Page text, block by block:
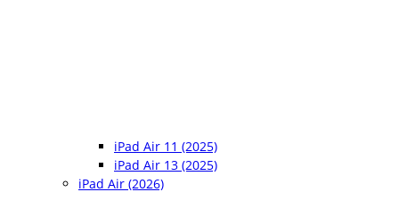
iPad Air 11 (2025)
iPad Air 13 (2025)
iPad Air (2026)